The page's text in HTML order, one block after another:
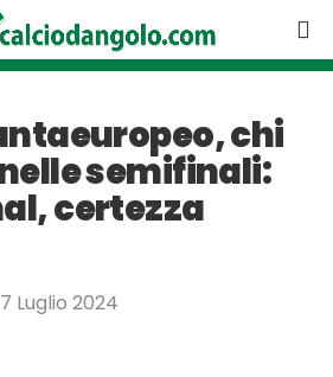
chi
semifinali:
certezza
7 Luglio 2024